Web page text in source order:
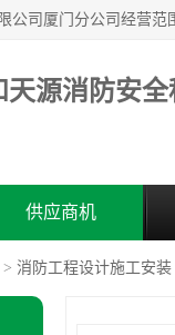
供应商机
> 消防工程设计施工安装